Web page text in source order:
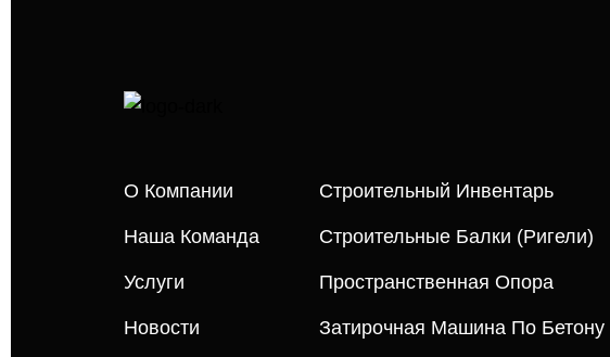
О Компании
Наша Команда
Услуги
Новости
Строительный Инвентарь
Строительные Балки (ригели)
Пространственная Опора
Затирочная Машина По Бетону